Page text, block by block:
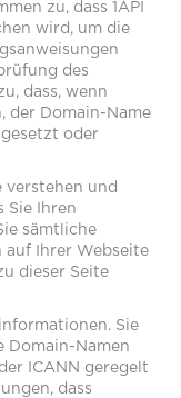
zu, dass 1API
wird, um die
des
dass, wenn
der Domain-Name
oder
verstehen und
Sie Ihren
sämtliche
auf Ihrer Webseite
dieser Seite
Sie
Domain-Namen
ICANN geregelt
dass